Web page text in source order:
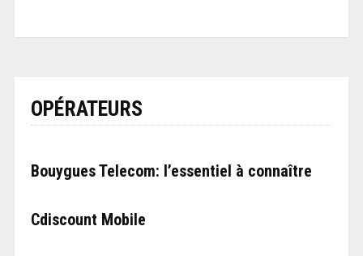
OPÉRATEURS
Bouygues Telecom: l’essentiel à connaître
Cdiscount Mobile